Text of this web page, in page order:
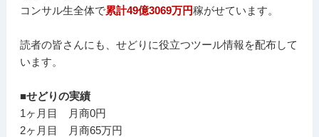
コンサル生全体で累計49億3069万円稼がせています。
読者の皆さんにも、せどりに役立つツール情報を配布して
います。
■せどりの実績
1ヶ月目 月商0円
2ヶ月目 月商65万円